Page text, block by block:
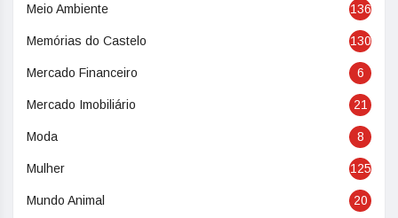
Meio Ambiente 136
Memórias do Castelo 130
Mercado Financeiro 6
Mercado Imobiliário 21
Moda 8
Mulher 125
Mundo Animal 20